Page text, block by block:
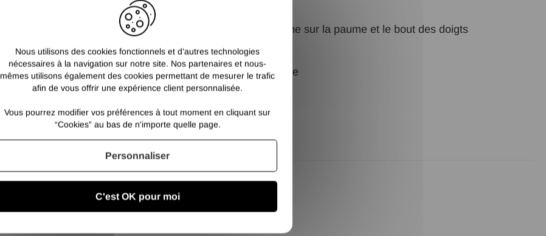
Enduction polyuréthane sur la paume et le bout des doigts
Jauge 13
Poignet tricot bord côte
Dos aéré
Nous utilisons des cookies fonctionnels et d’autres technologies
nécessaires à la navigation sur notre site. Nos partenaires et nous-
mêmes utilisons également des cookies permettant de mesurer le trafic
afin de vous offrir une expérience client personnalisée.
Vous pourrez modifier vos préférences à tout moment en cliquant sur
“Cookies” au bas de n'importe quelle page.
C'est OK pour moi
Personnaliser